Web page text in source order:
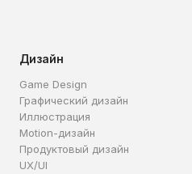
Дизайн
Game Design
Графический дизайн
Иллюстрация
Motion-дизайн
Продуктовый дизайн
UX/UI